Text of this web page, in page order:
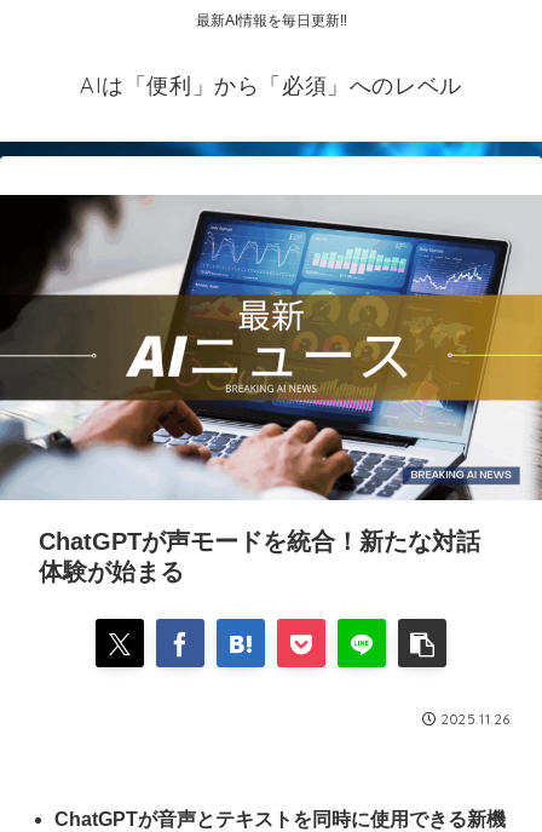
最新AI情報を毎日更新‼
AIは「便利」から「必須」へのレベル
ChatGPTが声モードを統合！新たな対話
体験が始まる
2025.11.26
ChatGPTが音声とテキストを同時に使用できる新機